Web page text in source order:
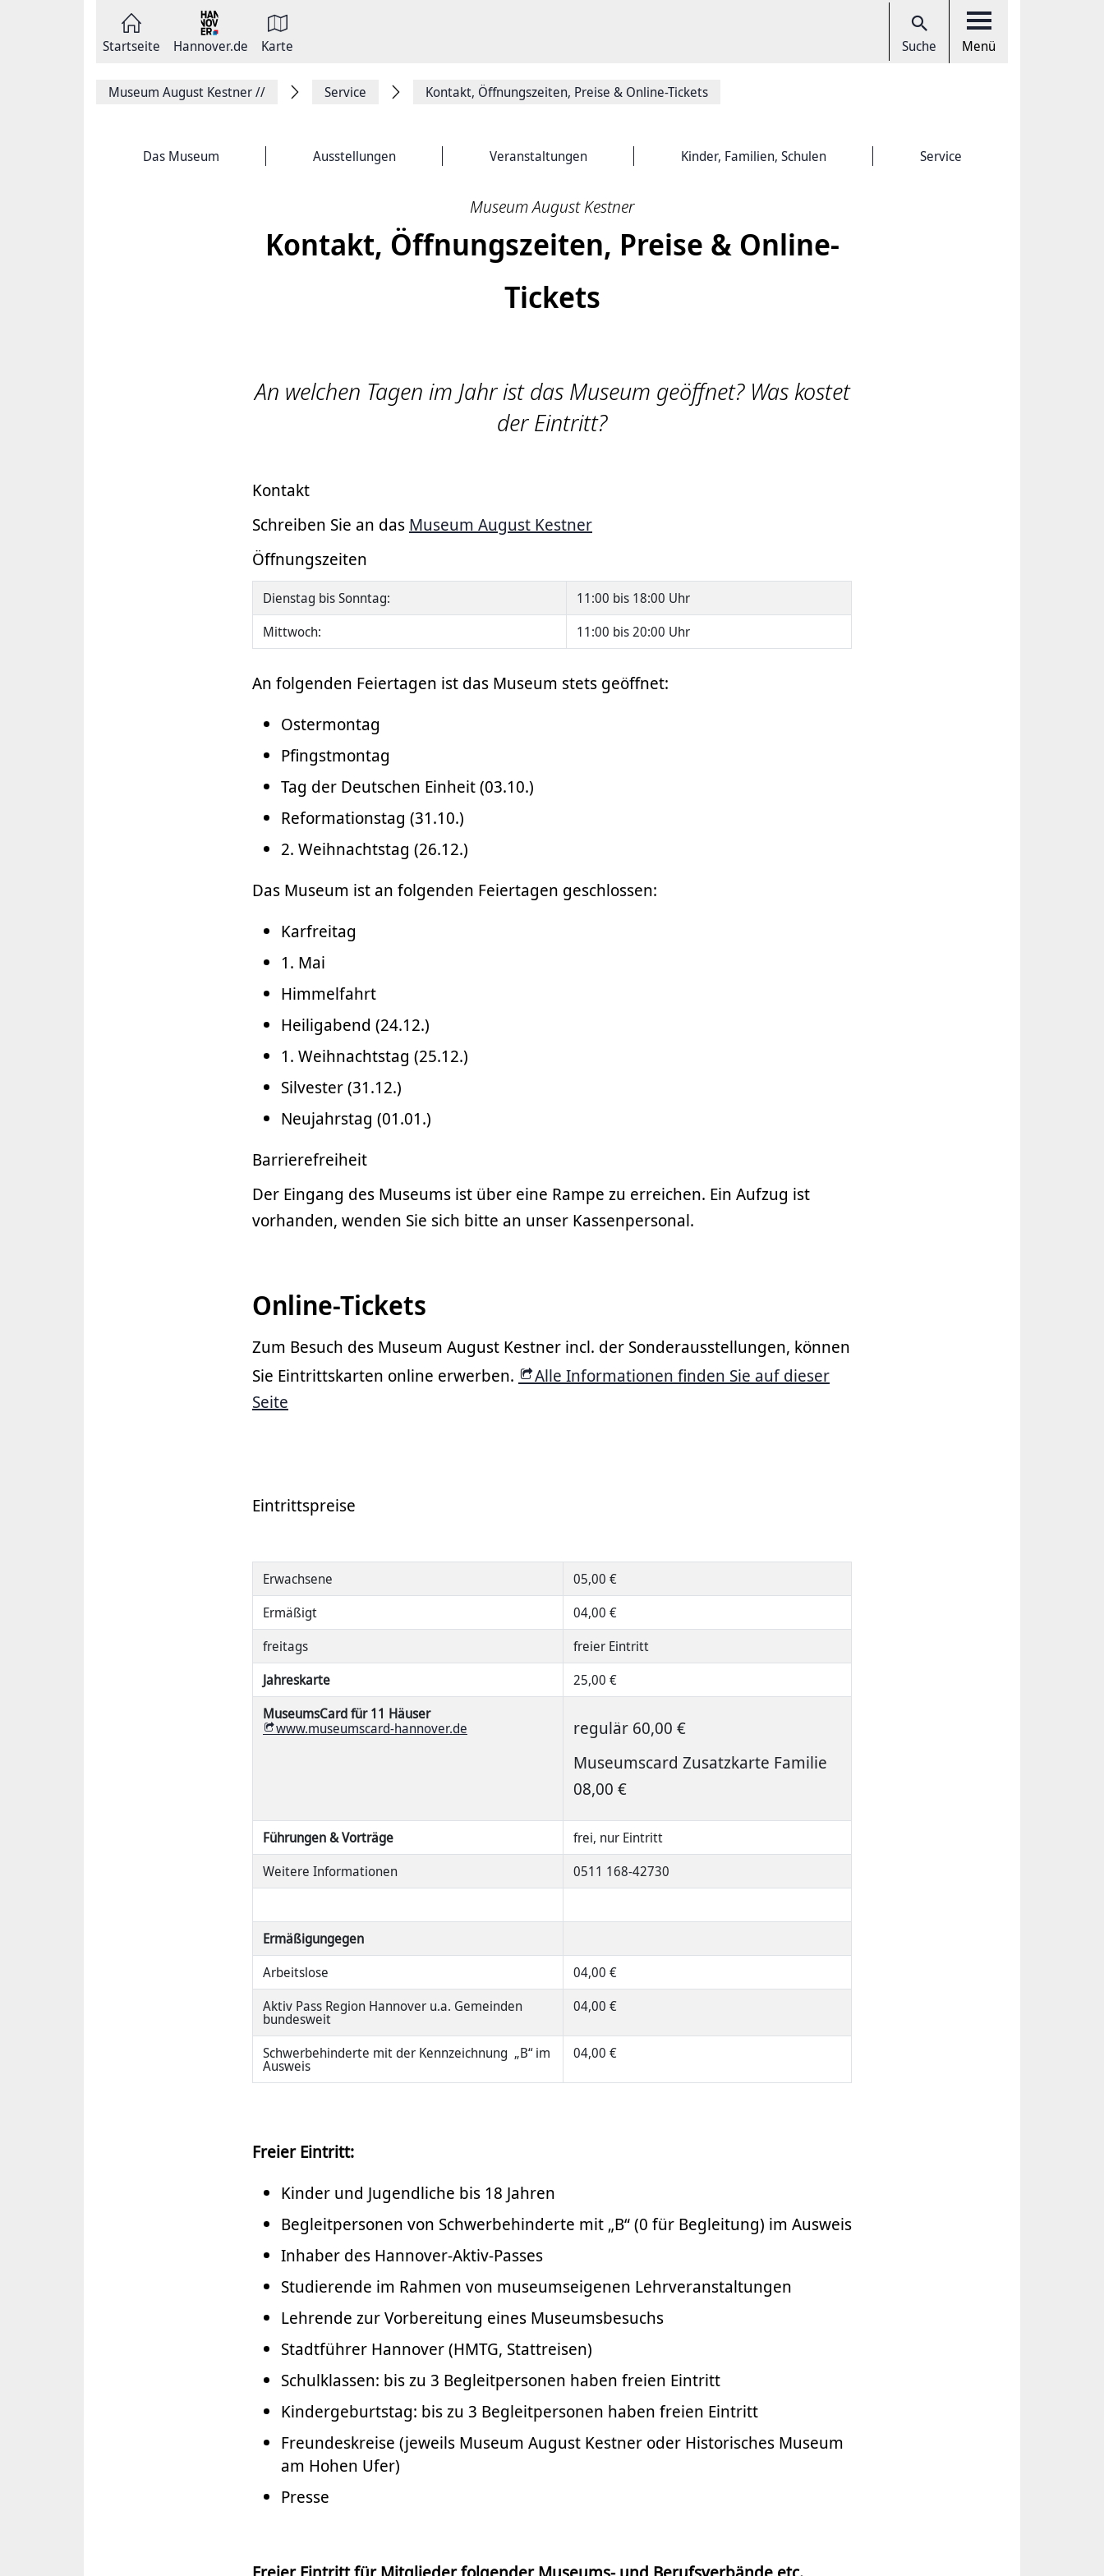
Startseite Hannover.de Karte Suche Menü
Museum August Kestner// Service Kontakt, Öffnungszeiten, Preise & Online-Tickets
Das Museum Ausstellungen Veranstaltungen Kinder, Familien, Schulen Service
Museum August Kestner
Kontakt, Öffnungszeiten, Preise & Online-
Tickets
An welchen Tagen im Jahr ist das Museum geöffnet? Was kostet
der Eintritt?
Kontakt
Schreiben Sie an das Museum August Kestner
Öffnungszeiten
Dienstag bis Sonntag:
11:00 bis 18:00 Uhr
Mittwoch:
11:00 bis 20:00 Uhr
An folgenden Feiertagen ist das Museum stets geöffnet:
Ostermontag
Pfingstmontag
Tag der Deutschen Einheit (03.10.)
Reformationstag (31.10.)
2. Weihnachtstag (26.12.)
Das Museum ist an folgenden Feiertagen geschlossen:
Karfreitag
1. Mai
Himmelfahrt
Heiligabend (24.12.)
1. Weihnachtstag (25.12.)
Silvester (31.12.)
Neujahrstag (01.01.)
Barrierefreiheit
Der Eingang des Museums ist über eine Rampe zu erreichen. Ein Aufzug ist
vorhanden, wenden Sie sich bitte an unser Kassenpersonal.
Online-Tickets
Zum Besuch des Museum August Kestner incl. der Sonderausstellungen, können
Sie Eintrittskarten online erwerben.
Alle Informationen finden Sie auf dieser
Seite
Eintrittspreise
Erwachsene
05,00 €
Ermäßigt
04,00 €
freitags
freier Eintritt
Jahreskarte
25,00 €
MuseumsCard für 11 Häuser
www.museumscard-hannover.de
regulär 60,00 €
Museumscard Zusatzkarte Familie
08,00 €
Führungen & Vorträge
frei, nur Eintritt
Weitere Informationen
0511 168-42730
Ermäßigungegen
Arbeitslose
04,00 €
Aktiv Pass Region Hannover u.a. Gemeinden
bundesweit
04,00 €
Schwerbehinderte mit der Kennzeichnung „B“ im
Ausweis
04,00 €
Freier Eintritt:
Kinder und Jugendliche bis 18 Jahren
Begleitpersonen von Schwerbehinderte mit „B“ (0 für Begleitung) im Ausweis
Inhaber des Hannover-Aktiv-Passes
Studierende im Rahmen von museumseigenen Lehrveranstaltungen
Lehrende zur Vorbereitung eines Museumsbesuchs
Stadtführer Hannover (HMTG, Stattreisen)
Schulklassen: bis zu 3 Begleitpersonen haben freien Eintritt
Kindergeburtstag: bis zu 3 Begleitpersonen haben freien Eintritt
Freundeskreise (jeweils Museum August Kestner oder Historisches Museum
am Hohen Ufer)
Presse